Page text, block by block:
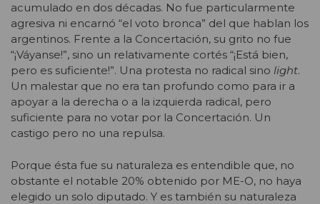
acumulado en dos décadas. No fue particularmente
agresiva ni encarnó “el voto bronca” del que hablan los
argentinos. Frente a la Concertación, su grito no fue
“¡Váyanse!”, sino un relativamente cortés “¡Está bien,
pero es suficiente!”. Una protesta no radical sino light.
Un malestar que no era tan profundo como para ir a
apoyar a la derecha o a la izquierda radical, pero
suficiente para no votar por la Concertación. Un
castigo pero no una repulsa.
Porque ésta fue su naturaleza es entendible que, no
obstante el notable 20% obtenido por ME-O, no haya
elegido un solo diputado. Y es también su naturaleza